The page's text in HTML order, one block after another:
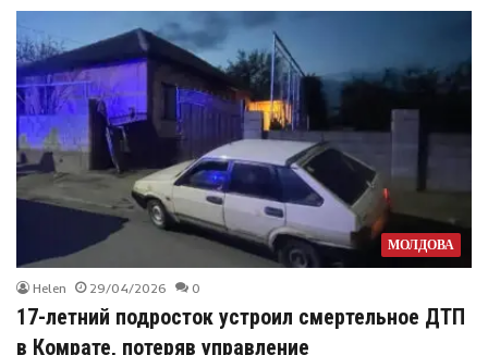
МОЛДОВА
Helen 29/04/2026 0
17-летний подросток устроил смертельное ДТП
в Комрате, потеряв управление